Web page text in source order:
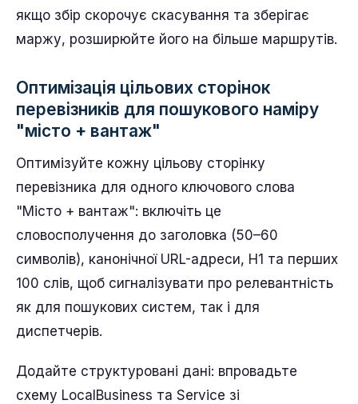
якщо збір скорочує скасування та зберігає
маржу, розширюйте його на більше маршрутів.
Оптимізація цільових сторінок
перевізників для пошукового наміру
"місто + вантаж"
Оптимізуйте кожну цільову сторінку
перевізника для одного ключового слова
"Місто + вантаж": включіть це
словосполучення до заголовка (50–60
символів), канонічної URL-адреси, H1 та перших
100 слів, щоб сигналізувати про релевантність
як для пошукових систем, так і для
диспетчерів.
Додайте структуровані дані: впровадьте
схему LocalBusiness та Service зі